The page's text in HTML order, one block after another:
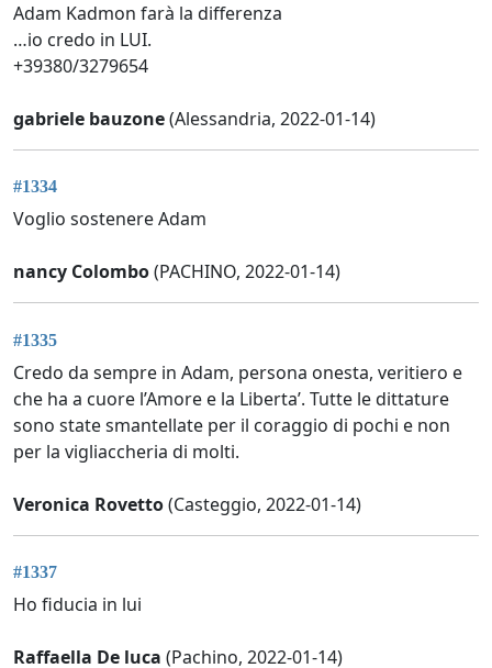
Adam Kadmon farà la differenza
…io credo in LUI.
+39380/3279654
gabriele bauzone(Alessandria, 2022-01-14)
#1334
Voglio sostenere Adam
nancy Colombo(PACHINO, 2022-01-14)
#1335
Credo da sempre in Adam, persona onesta, veritiero e
che ha a cuore l’Amore e la Liberta’. Tutte le dittature
sono state smantellate per il coraggio di pochi e non
per la vigliaccheria di molti.
Veronica Rovetto(Casteggio, 2022-01-14)
#1337
Ho fiducia in lui
Raffaella De luca (Pachino, 2022-01-14)